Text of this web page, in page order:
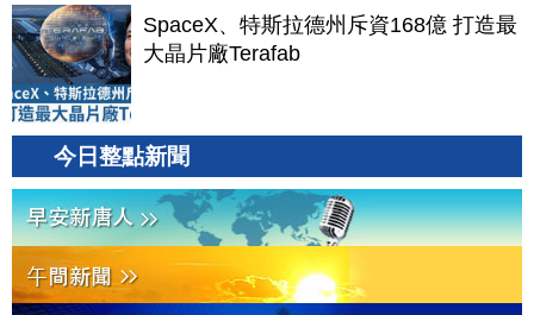
SpaceX、特斯拉德州斥資168億 打造最
大晶片廠Terafab
今日整點新聞